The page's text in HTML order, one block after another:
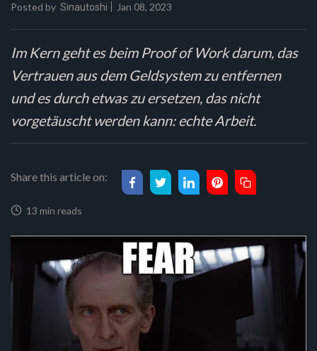
Posted by Sinautoshi Jan 08, 2023
Im Kern geht es beim Proof of Work darum, das
Vertrauen aus dem Geldsystem zu entfernen
und es durch etwas zu ersetzen, das nicht
vorgetäuscht werden kann: echte Arbeit.
Share this article on:
13 min reads